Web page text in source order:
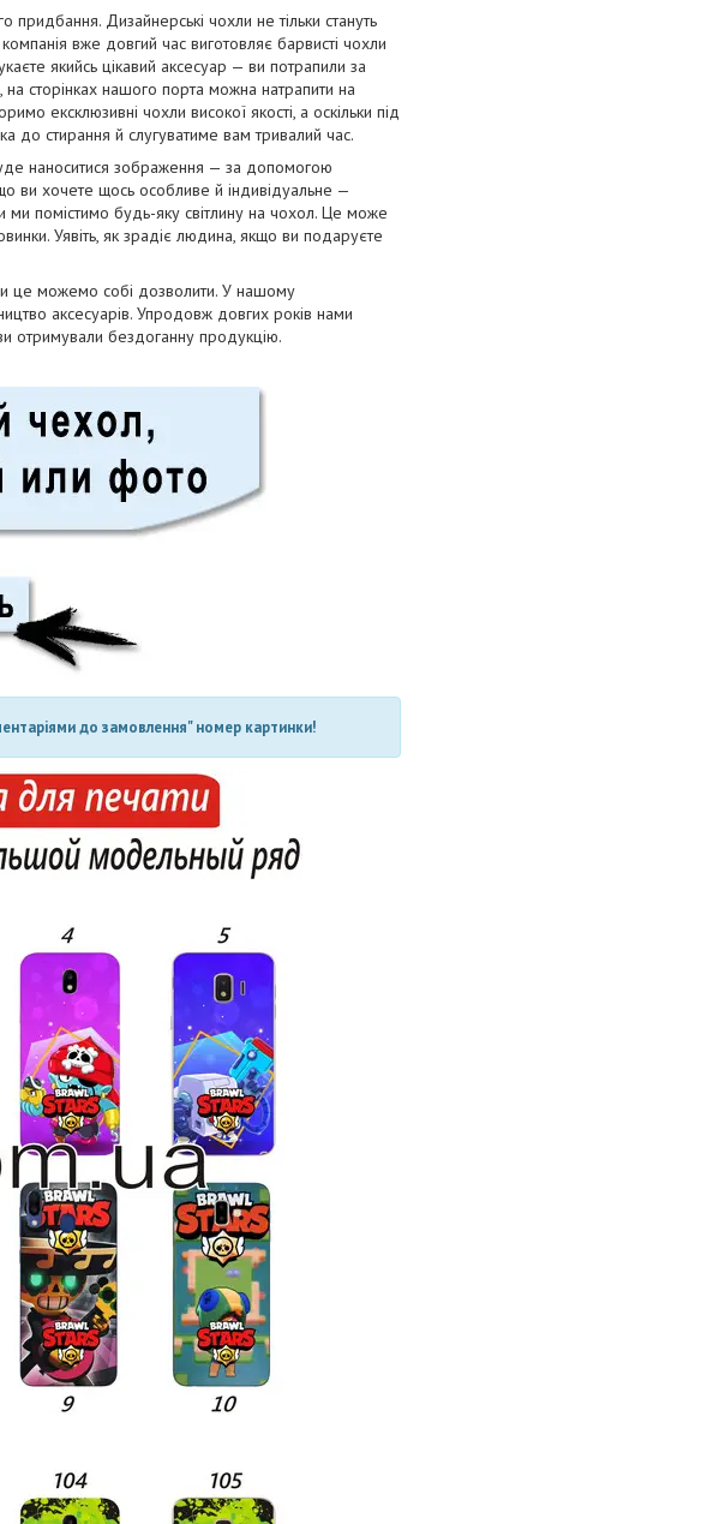
Дизайнерські чохли не тільки стануть
вже довгий час виготовляє барвисті чохли
якийсь цікавий аксесуар — ви потрапили за
сторінках нашого порта можна натрапити на
ексклюзивні чохли високої якості, а оскільки під
до стирання й слугуватиме вам тривалий час.
наноситися зображення — за допомогою
ви хочете щось особливе й індивідуальне —
ми помістимо будь-яку світлину на чохол. Це може
Уявіть, як зрадіє людина, якщо ви подаруєте
ми це можемо собі дозволити. У нашому
аксесуарів. Упродовж довгих років нами
отримували бездоганну продукцію.
до замовлення" номер картинки!